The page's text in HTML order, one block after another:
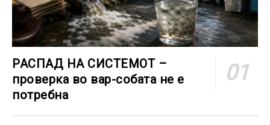
РАСПАД НА СИСТЕМОТ –
проверка во вар-собата не е
потребна